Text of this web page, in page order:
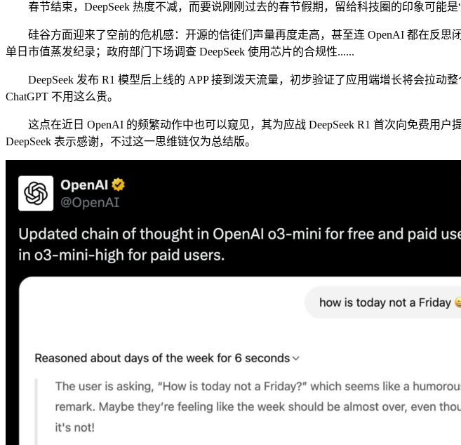
春节结束，DeepSeek 热度不减，而要说刚刚过去的春节假期，留给科技圈的印象可能是“
硅谷方面迎来了空前的危机感：开源的信徒们声量再度走高，甚至连 OpenAI 都在反思
单日市值蒸发纪录；政府部门下场调查 DeepSeek 使用芯片的合规性......
DeepSeek 发布 R1 模型后上线的 APP 接到泼天流量，初步验证了应用端增长将会拉动
ChatGPT 不用这么贵。
这点在近日 OpenAI 的频繁动作中也可以窥见，其为应战 DeepSeek R1 首次向免费用户
DeepSeek 表示感谢，不过这一思维链仅为总结版。